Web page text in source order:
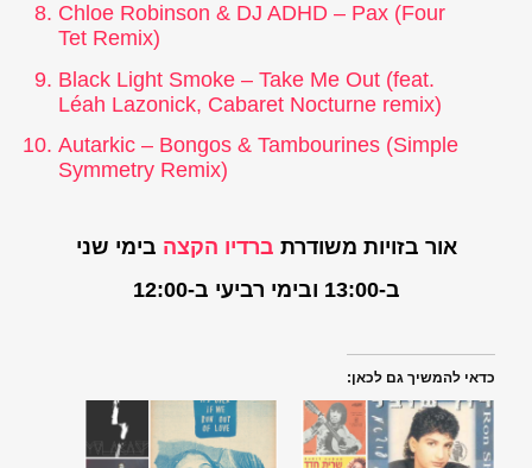
Chloe Robinson & DJ ADHD – Pax (Four
Tet Remix)
Black Light Smoke – Take Me Out (feat.
Léah Lazonick, Cabaret Nocturne remix)
Autarkic – Bongos & Tambourines (Simple
Symmetry Remix)
אור בזויות משודרת ברדיו הקצה בימי שני
ב-13:00 ובימי רביעי ב-12:00
כדאי להמשיך גם לכאן: